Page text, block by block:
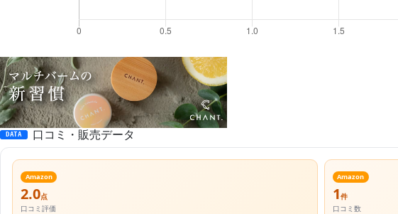
DATA 口コミ・販売データ
Amazon
2.0点
口コミ評価
Amazon
1件
口コミ数